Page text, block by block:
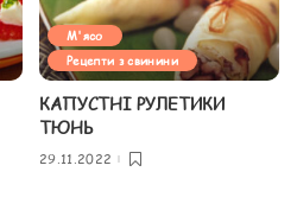
М'ясо
Рецепти з свинини
КАПУСТНІ РУЛЕТИКИ
ТЮНЬ
29.11.2022